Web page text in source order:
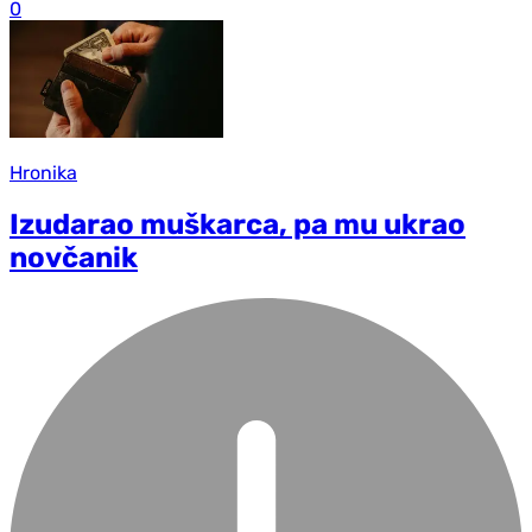
0
Hronika
Izudarao muškarca, pa mu ukrao
novčanik